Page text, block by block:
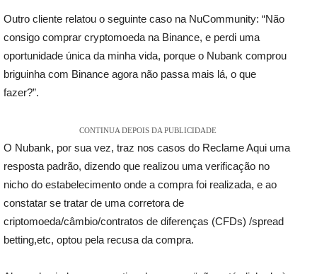
Outro cliente relatou o seguinte caso na NuCommunity: “Não
consigo comprar cryptomoeda na Binance, e perdi uma
oportunidade única da minha vida, porque o Nubank comprou
briguinha com Binance agora não passa mais lá, o que
fazer?”.
CONTINUA DEPOIS DA PUBLICIDADE
O Nubank, por sua vez, traz nos casos do Reclame Aqui uma
resposta padrão, dizendo que realizou uma verificação no
nicho do estabelecimento onde a compra foi realizada, e ao
constatar se tratar de uma corretora de
criptomoeda/câmbio/contratos de diferenças (CFDs) /spread
betting,etc, optou pela recusa da compra.